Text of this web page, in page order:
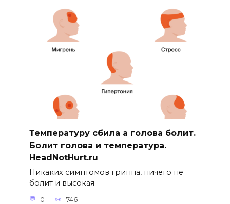
Температуру сбила а голова болит.
Болит голова и температура.
HeadNotHurt.ru
Никаких симптомов гриппа, ничего не
болит и высокая
0 746